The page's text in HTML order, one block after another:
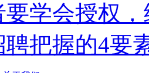
要学会授权
把握的4要